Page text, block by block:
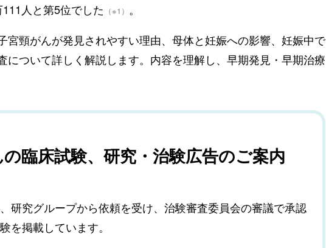
人と第5位でした （※1） 。
宮頸がんが発見されやすい理由、母体と妊娠への影響、妊娠中で
について詳しく解説します。内容を理解し、早期発見・早期治療
臨床試験、研究・治験広告のご案内
研究グループから依頼を受け、治験審査委員会の審議で承認
を掲載しています。